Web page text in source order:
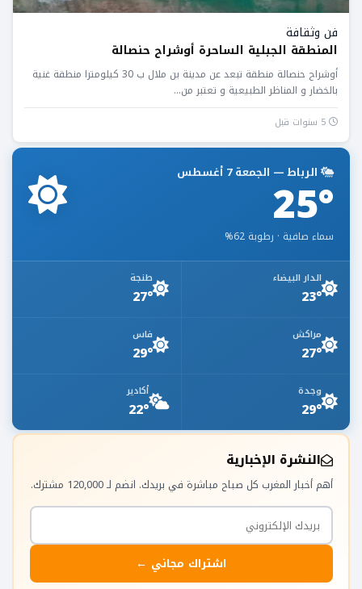
فن وثقافة
المنطقة الجبلية الساحرة أوشراح حنصالة
أوشراح حنصالة منطقة تبعد عن مدينة بن ملال ب 30 كيلومترا منطقة غنية
بالخضار و المناظر الطبيعية و تعتبر من...
الرباط — الجمعة 7 أغسطس
25°
سماء صافية · رطوبة 62%
الدار البيضاء
23°
طنجة
27°
مراكش
27°
فاس
29°
وجدة
29°
أكادير
22°
النشرة الإخبارية
أهم أخبار المغرب كل صباح مباشرة في بريدك. انضم لـ 120,000 مشترك.
اشتراك مجاني ←